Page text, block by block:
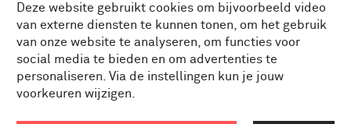
Deze website gebruikt cookies om bijvoorbeeld video
van externe diensten te kunnen tonen, om het gebruik
van onze website te analyseren, om functies voor
social media te bieden en om advertenties te
personaliseren. Via de instellingen kun je jouw
voorkeuren wijzigen.